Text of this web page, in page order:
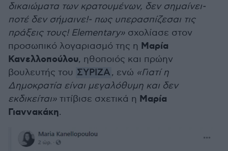
δικαιώματα των κρατουμένων, δεν σημαίνει-
ποτέ δεν σήμαινε!- πως υπερασπίζεσαι τις
πράξεις τους! Elementary» σχολίασε στον
προσωπικό λογαριασμό της η Μαρία
Κανελλοπούλου, ηθοποιός και πρώην
βουλευτής του ΣΥΡΙΖΑ, ενώ «Γιατί η
Δημοκρατία είναι μεγαλόθυμη και δεν
εκδικείται» τιτίβισε σχετικά η Μαρία
Γιαννακάκη.